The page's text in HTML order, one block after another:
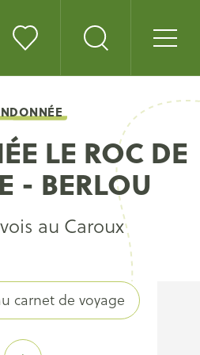
LE ROC DE
- BERLOU
au Caroux
carnet de voyage